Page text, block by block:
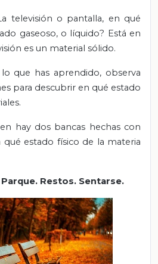
televisión o pantalla, en qué
gaseoso, o líquido? Está en
es un material sólido.
que has aprendido, observa
para descubrir en qué estado
hay dos bancas hechas con
qué estado físico de la materia
Restos. Sentarse.